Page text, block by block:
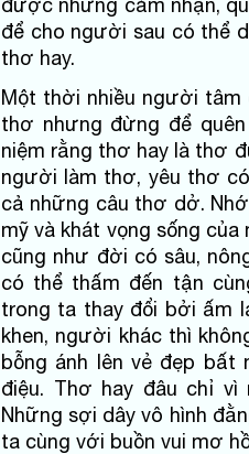
để cho người sau có thể
thơ hay.
Một thời nhiều người tâm
thơ nhưng đừng để
niệm rằng thơ hay là thơ
người làm thơ, yêu thơ
cả những câu thơ dở.
mỹ và khát vọng sống
cũng như đời có sâu,
có thể thấm đến tận
trong ta thay đổi bởi ấm
khen, người khác thì
bỗng ánh lên vẻ đẹp bất
điệu. Thơ hay đâu chỉ
Những sợi dây vô hình
ta cùng với buồn vui mơ